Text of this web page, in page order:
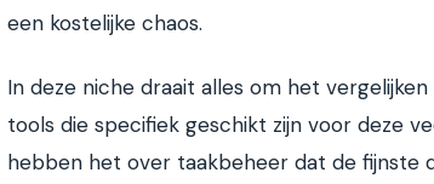
een kostelijke chaos.
In deze niche draait alles om het
tools die specifiek geschikt zijn voor deze
hebben het over taakbeheer dat de fijnste